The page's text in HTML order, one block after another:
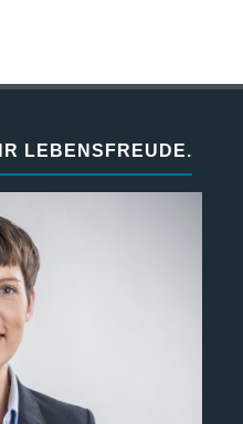
LEBENSFREUDE.